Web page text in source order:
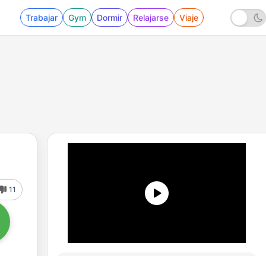
Trabajar Gym Dormir Relajarse Viaje
11